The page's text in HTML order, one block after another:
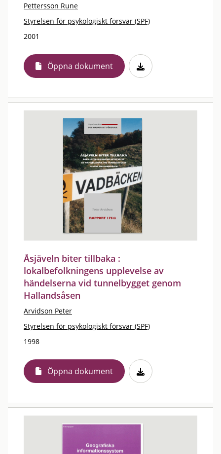
Pettersson Rune
Styrelsen för psykologiskt försvar (SPF)
2001
Öppna dokument
Åsjäveln biter tillbaka :
lokalbefolkningens upplevelse av
händelserna vid tunnelbygget genom
Hallandsåsen
Arvidson Peter
Styrelsen för psykologiskt försvar (SPF)
1998
Öppna dokument